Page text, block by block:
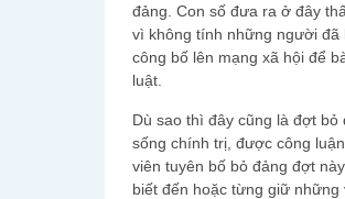
đảng. Con số đưa ra ở đây
vì không tính những người
công bố lên mạng xã hội để
luật.
Dù sao thì đây cũng là đợt
sống chính trị, được công
viên tuyên bố bỏ đảng đợt
biết đến hoặc từng giữ